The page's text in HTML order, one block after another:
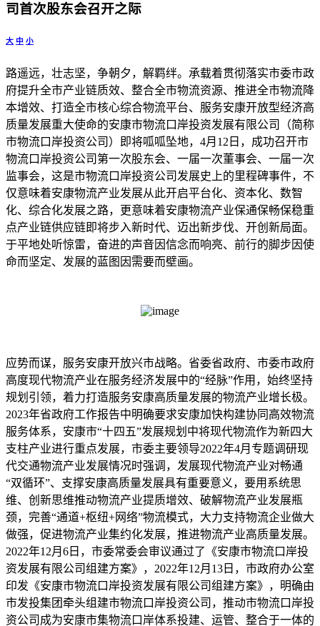
司首次股东会召开之际
大 中 小
路遥远，壮志坚，争朝夕，解羁绊。承载着贯彻落实市委市政
府提升全市产业链质效、整合全市物流资源、推进全市物流降
本增效、打造全市核心综合物流平台、服务安康开放型经济高
质量发展重大使命的安康市物流口岸投资发展有限公司（简称
市物流口岸投资公司）即将呱呱坠地，4月12日，成功召开市
物流口岸投资公司第一次股东会、一届一次董事会、一届一次
监事会，这是市物流口岸投资公司发展史上的里程碑事件，不
仅意味着安康物流产业发展从此开启平台化、资本化、数智
化、综合化发展之路，更意味着安康物流产业保通保畅保稳重
点产业链供应链即将步入新时代、迈出新步伐、开创新局面。
于平地处听惊雷，奋进的声音因信念而响亮、前行的脚步因使
命而坚定、发展的蓝图因需要而壁画。
应势而谋，服务安康开放兴市战略。省委省政府、市委市政府
高度现代物流产业在服务经济发展中的“经脉”作用，始终坚持
规划引领，着力打造服务安康高质量发展的物流产业增长极。
2023年省政府工作报告中明确要求安康加快构建协同高效物流
服务体系，安康市“十四五”发展规划中将现代物流作为新四大
支柱产业进行重点发展，市委主要领导2022年4月专题调研现
代交通物流产业发展情况时强调，发展现代物流产业对畅通
“双循环”、支撑安康高质量发展具有重要意义，要用系统思
维、创新思维推动物流产业提质增效、破解物流产业发展瓶
颈，完善“通道+枢纽+网络”物流模式，大力支持物流企业做大
做强，促进物流产业集约化发展，推进物流产业高质量发展。
2022年12月6日，市委常委会审议通过了《安康市物流口岸投
资发展有限公司组建方案》，2022年12月13日，市政府办公室
印发《安康市物流口岸投资发展有限公司组建方案》，明确由
市发投集团牵头组建市物流口岸投资公司，推动市物流口岸投
资公司成为安康市集物流口岸体系投建、运管、整合于一体的